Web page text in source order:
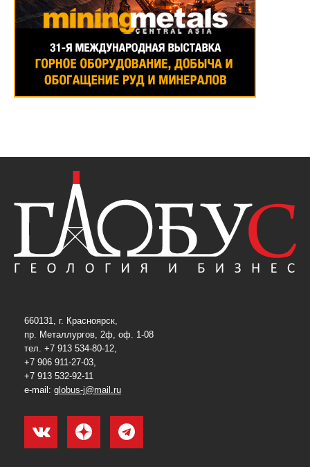
660131, г. Красноярск,
пр. Металлургов, 2ф, оф. 1-08
тел. +7 913 534-80-12,
+7 906 911-27-03,
+7 913 532-92-11
e-mail: globus-j@mail.ru